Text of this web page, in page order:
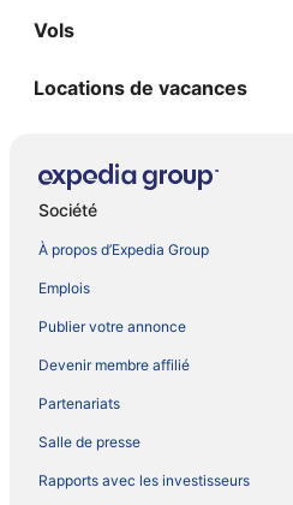
Vols
Locations de vacances
Société
À propos d’Expedia Group
Emplois
Publier votre annonce
Devenir membre affilié
Partenariats
Salle de presse
Rapports avec les investisseurs